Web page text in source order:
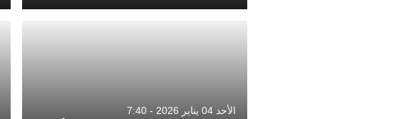
الأحد 04 يناير 2026 - 7:40